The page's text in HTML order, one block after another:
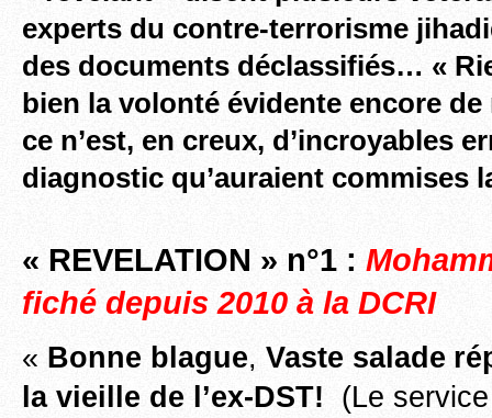
experts du contre-terrorisme
des documents déclassifiés… «
bien la volonté évidente encore de
ce n’est, en creux, d’incroyables
diagnostic qu’auraient commises
« REVELATION » n°1 :
fiché depuis 2010 à la DCRI
« Bonne blague, Vaste salade
la vieille de l’ex-DST!
(Le